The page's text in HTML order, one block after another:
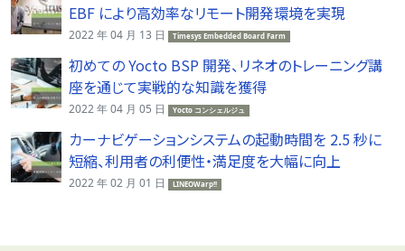
EBF により高効率なリモート開発環境を実現
2022 年 04 月 13 日 Timesys Embedded Board Farm
初めての Yocto BSP 開発、リネオのトレーニング講
座を通じて実戦的な知識を獲得
2022 年 04 月 05 日 Yocto コンシェルジュ
カーナビゲーションシステムの起動時間を 2.5 秒に
短縮、利用者の利便性・満足度を大幅に向上
2022 年 02 月 01 日 LINEOWarp!!